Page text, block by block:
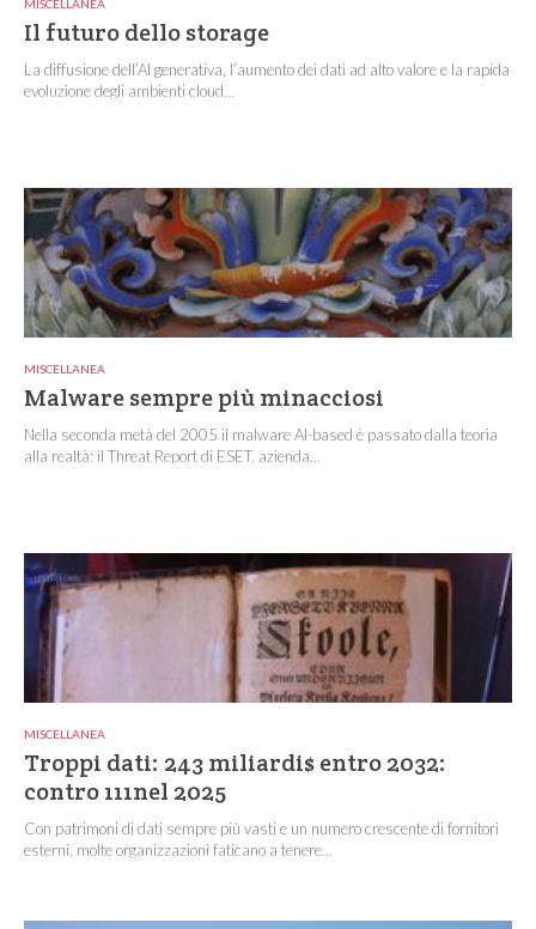
MISCELLANEA
Il futuro dello storage
La diffusione dell’AI generativa, l’aumento dei dati ad alto valore e la rapida
evoluzione degli ambienti cloud...
MISCELLANEA
Malware sempre più minacciosi
Nella seconda metà del 2005 il malware AI-based è passato dalla teoria
alla realtà: il Threat Report di ESET, azienda...
MISCELLANEA
Troppi dati: 243 miliardi$ entro 2032:
contro 111nel 2025
Con patrimoni di dati sempre più vasti e un numero crescente di fornitori
esterni, molte organizzazioni faticano a tenere...